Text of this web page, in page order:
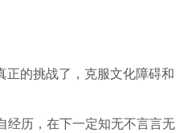
正的挑战了，克服文化障碍和
经历，在下一定知无不言言无